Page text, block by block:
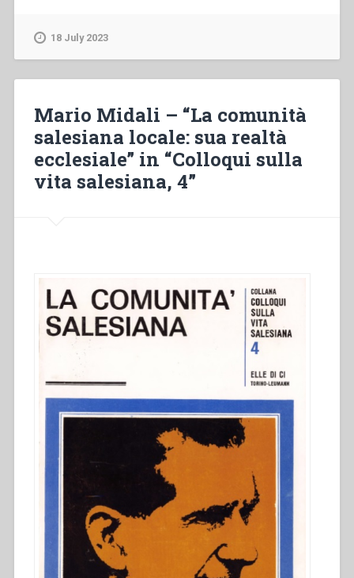
in
“Colloqui
sulla
vita
salesiana,
18 July 2023
Mario Midali – “La comunità
salesiana locale: sua realtà
ecclesiale” in “Colloqui sulla
vita salesiana, 4”